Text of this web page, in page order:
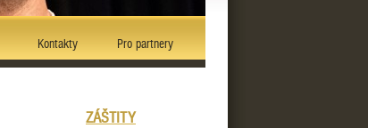
Kontakty Pro partnery
ZÁŠTITY